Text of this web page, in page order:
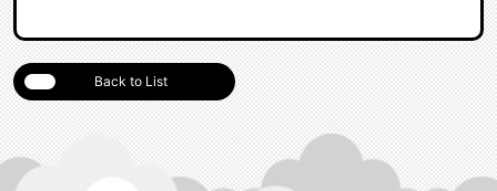
Back to List